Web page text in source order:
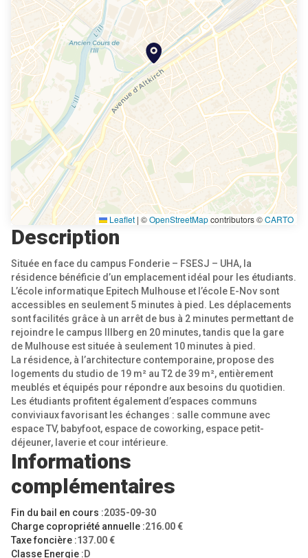
Leaflet | ©OpenStreetMapcontributors ©CARTO
Description
Située en face du campus Fonderie – FSESJ – UHA, la
résidence bénéficie d’un emplacement idéal pour les étudiants.
L’école informatique Epitech Mulhouse et l’école E-Nov sont
accessibles en seulement 5 minutes à pied. Les déplacements
sont facilités grâce à un arrêt de bus à 2 minutes permettant de
rejoindre le campus Illberg en 20 minutes, tandis que la gare
de Mulhouse est située à seulement 10 minutes à pied.
La résidence, à l’architecture contemporaine, propose des
logements du studio de 19 m² au T2 de 39 m², entièrement
meublés et équipés pour répondre aux besoins du quotidien.
Les étudiants profitent également d’espaces communs
conviviaux favorisant les échanges : salle commune avec
espace TV, babyfoot, espace de coworking, espace petit-
déjeuner, laverie et cour intérieure.
Informations
complémentaires
Fin du bail en cours :2035-09-30
Charge copropriété annuelle :216.00 €
Taxe foncière :137.00 €
Classe Energie : D